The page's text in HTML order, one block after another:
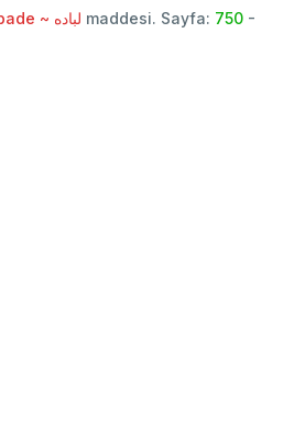
lebade ~ لباده maddesi. Sayfa: 750 -